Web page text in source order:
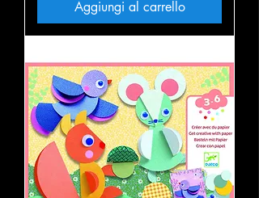
Aggiungi al carrello